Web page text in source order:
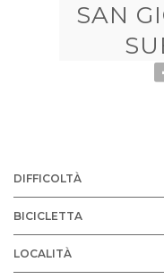
SAN
DIFFICOLTÀ
BICICLETTA
LOCALITÀ